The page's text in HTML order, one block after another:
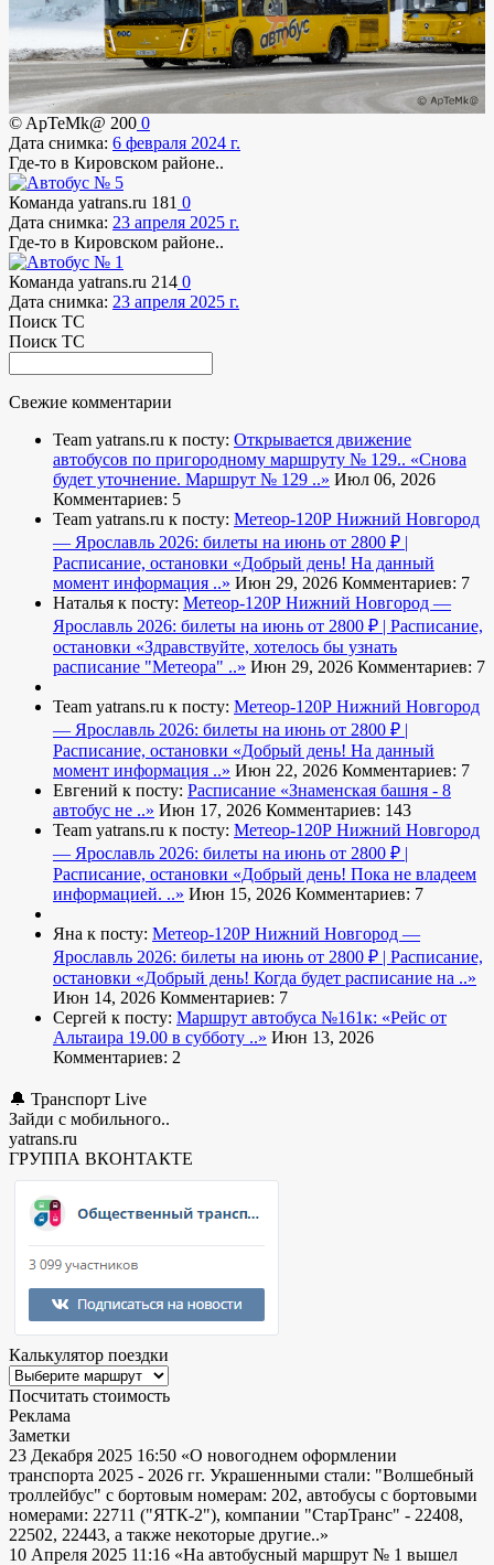
© ApTeMk@ 200 0
Дата снимка: 6 февраля 2024 г.
Где-то в Кировском районе..
Команда yatrans.ru 181 0
Дата снимка: 23 апреля 2025 г.
Где-то в Кировском районе..
Команда yatrans.ru 214 0
Дата снимка: 23 апреля 2025 г.
Поиск ТС
Поиск ТС
Свежие комментарии
Team yatrans.ru к посту: Открывается движение
автобусов по пригородному маршруту № 129.. «Снова
будет уточнение. Маршрут № 129 ..» Июл 06, 2026
Комментариев: 5
Team yatrans.ru к посту: Метеор-120Р Нижний Новгород
— Ярославль 2026: билеты на июнь от 2800 ₽ |
Расписание, остановки «Добрый день! На данный
момент информация ..» Июн 29, 2026 Комментариев: 7
Наталья к посту: Метеор-120Р Нижний Новгород —
Ярославль 2026: билеты на июнь от 2800 ₽ | Расписание,
остановки «Здравствуйте, хотелось бы узнать
расписание "Метеора" ..» Июн 29, 2026 Комментариев: 7
Team yatrans.ru к посту: Метеор-120Р Нижний Новгород
— Ярославль 2026: билеты на июнь от 2800 ₽ |
Расписание, остановки «Добрый день! На данный
момент информация ..» Июн 22, 2026 Комментариев: 7
Евгений к посту: Расписание «Знаменская башня - 8
автобус не ..» Июн 17, 2026 Комментариев: 143
Team yatrans.ru к посту: Метеор-120Р Нижний Новгород
— Ярославль 2026: билеты на июнь от 2800 ₽ |
Расписание, остановки «Добрый день! Пока не владеем
информацией. ..» Июн 15, 2026 Комментариев: 7
Яна к посту: Метеор-120Р Нижний Новгород —
Ярославль 2026: билеты на июнь от 2800 ₽ | Расписание,
остановки «Добрый день! Когда будет расписание на ..»
Июн 14, 2026 Комментариев: 7
Сергей к посту: Маршрут автобуса №161к: «Рейс от
Альтаира 19.00 в субботу ..» Июн 13, 2026
Комментариев: 2
🔔 Транспорт Live
Зайди с мобильного..
yatrans.ru
ГРУППА ВКОНТАКТЕ
Калькулятор поездки
Посчитать стоимость
Реклама
Заметки
23 Декабря 2025 16:50 «О новогоднем оформлении
транспорта 2025 - 2026 гг. Украшенными стали: "Волшебный
троллейбус" с бортовым номерам: 202, автобусы с бортовыми
номерами: 22711 ("ЯТК-2"), компании "СтарТранс" - 22408,
22502, 22443, а также некоторые другие..»
10 Апреля 2025 11:16 «На автобусный маршрут № 1 вышел